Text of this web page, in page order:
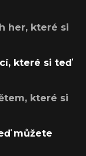
her, které si
které si teď
které si
můžete